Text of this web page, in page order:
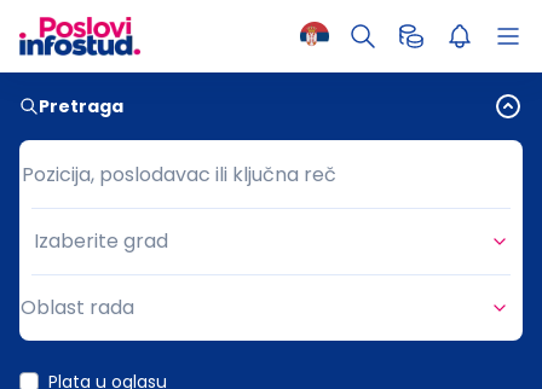
Pretraga
Pozicija, poslodavac ili ključna reč
Pozicija, poslodavac ili ključna reč
Grad
Izaberite grad
Oblast rada
Plata u oglasu